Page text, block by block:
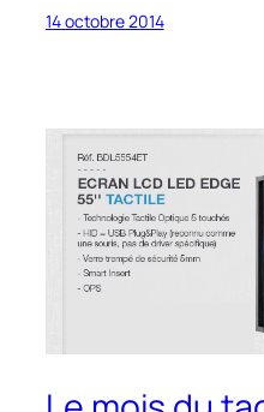
14 octobre 2014